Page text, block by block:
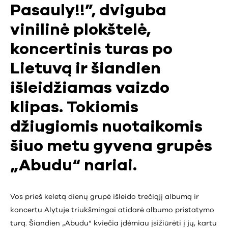
Pasauly!!”, dviguba
vinilinė plokštelė,
koncertinis turas po
Lietuvą ir šiandien
išleidžiamas vaizdo
klipas. Tokiomis
džiugiomis nuotaikomis
šiuo metu gyvena grupės
„Abudu“ nariai.
Vos prieš keletą dienų grupė išleido trečiąjį albumą ir
koncertu Alytuje triukšmingai atidarė albumo pristatymo
turą. Šiandien „Abudu“ kviečia įdėmiau įsižiūrėti į jų, kartu